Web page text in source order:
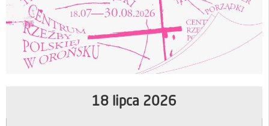
18 lipca 2026